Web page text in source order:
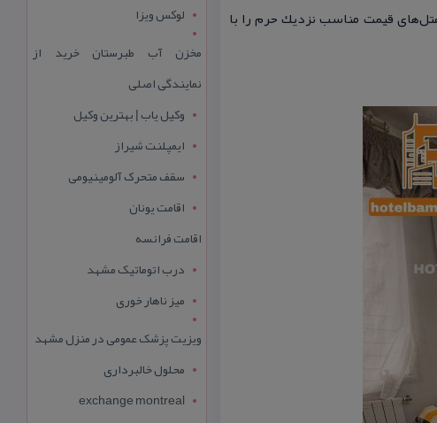
قیمت مناسب نزدیك حرم را با
لوکس ویزا
مخزن آب طبرستان خرید از
نمایندگی اصلی
وکیل یاب | بهترین وکیل
ایمپلنت شیراز
سقف متحرک آلومینیومی
اقامت یونان
اقامت فرانسه
درب اتوماتیک مشهد
میز ناهار خوری
ویزیت پزشک عمومی در منزل مشهد
محلول خالبرداری
exchange montreal